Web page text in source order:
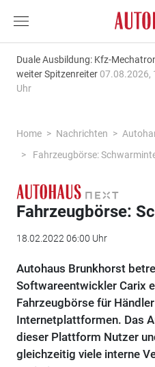
Duale Ausbildung: Kfz-
weiter Spitzenreiter 07.08.2026,
Uhr
Home Nachrichten
Fahrzeugbörse:
Fahrzeugbörse:
18.02.2022 06:00 Uhr
Autohaus Brunkhorst
Softwareentwickler Carix
Fahrzeugbörse für
Internetplattformen. Das
dieser Plattform Nutzer
gleichzeitig viele interne